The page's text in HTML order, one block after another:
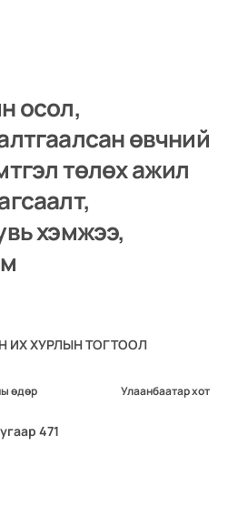
осол,
өвчний
төлөх ажил
хэмжээ,
ИХ ХУРЛЫН ТОГТООЛ
өдөр Улаанбаатар хот
471